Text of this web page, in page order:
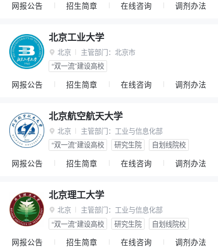
网报公告 招生简章 在线咨询 调剂办法
北京工业大学
 北京 主管部门： 北京市
“双一流”建设高校
网报公告 招生简章 在线咨询 调剂办法
北京航空航天大学
 北京 主管部门： 工业与信息化部
“双一流”建设高校
研究生院 自划线院校
网报公告 招生简章 在线咨询 调剂办法
北京理工大学
 北京 主管部门： 工业与信息化部
“双一流”建设高校
研究生院 自划线院校
网报公告 招生简章 在线咨询 调剂办法